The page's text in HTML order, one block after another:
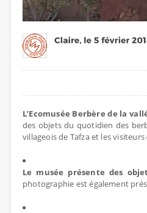
L’Ecomusée Berbère de la
des objets du quotidien des
villageois de Tafza et les visiteurs
Le musée présente des
photographie est également